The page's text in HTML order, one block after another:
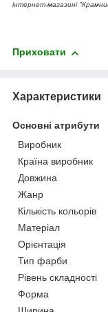
інтернет-магазині
Приховати
Характеристики
Основні атрибути
Виробник
Країна виробник
Довжина
Жанр
Кількість кольорів
Матеріал
Орієнтація
Тип фарби
Рівень складності
Форма